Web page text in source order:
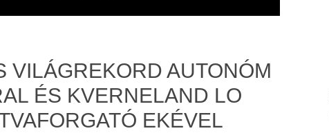
VILÁGREKORD AUTONÓM
ÉS KVERNELAND LO
EKÉVEL